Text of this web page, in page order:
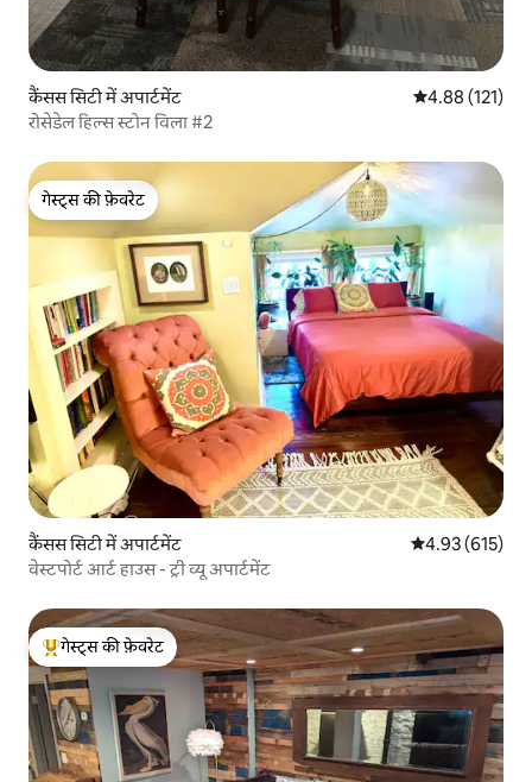
कैंसस सिटी में अपार्टमेंट औसत रेटिंग 5 में से
4.88 (121)
रोसेडेल हिल्स स्टोन विला #2
गेस्ट्स की फ़ेवरेट
गेस्ट्स की फ़ेवरेट
कैंसस सिटी में अपार्टमेंट औसत रेटिंग 5 में से
4.93 (615)
वेस्टपोर्ट आर्ट हाउस - ट्री व्यू अपार्टमेंट
गेस्ट्स का टॉप फ़ेवरेट
गेस्ट्स की फ़ेवरेट